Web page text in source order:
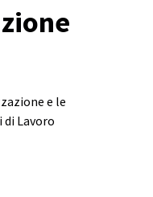
e le
Lavoro